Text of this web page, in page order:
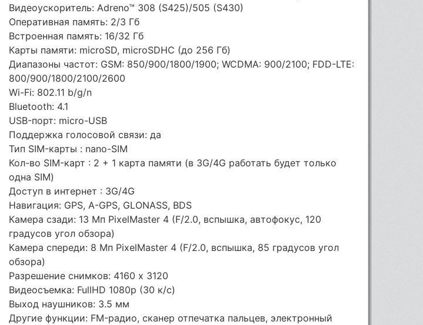
Видеоускоритель: Adreno™ 308 (S425)/505 (S430)
Оперативная память: 2/3 Гб
Встроенная память: 16/32 Гб
Карты памяти: microSD, microSDHC (до 256 Гб)
Диапазоны частот: GSM: 850/900/1800/1900; WCDMA: 900/2100; FDD-LTE:
800/900/1800/2100/2600
Wi-Fi: 802.11 b/g/n
Bluetooth: 4.1
USB-порт: micro-USB
Поддержка голосовой связи: да
Тип SIM-карты : nano-SIM
Кол-во SIM-карт : 2 + 1 карта памяти (в 3G/4G работать будет только
одна SIM)
Доступ в интернет : 3G/4G
Навигация: GPS, A-GPS, GLONASS, BDS
Камера сзади: 13 Мп PixelMaster 4 (F/2.0, вспышка, автофокус, 120
градусов угол обзора)
Камера спереди: 8 Мп PixelMaster 4 (F/2.0, вспышка, 85 градусов угол
обзора)
Разрешение снимков: 4160 x 3120
Видеосъемка: FullHD 1080p (30 к/с)
Выход наушников: 3.5 мм
Другие функции: FM-радио, сканер отпечатка пальцев, электронный